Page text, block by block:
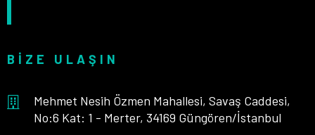
BIZE ULAŞIN
Mehmet Nesih Özmen Mahallesi, Savaş Caddesi,
No:6 Kat: 1 - Merter, 34169 Güngören/İstanbul